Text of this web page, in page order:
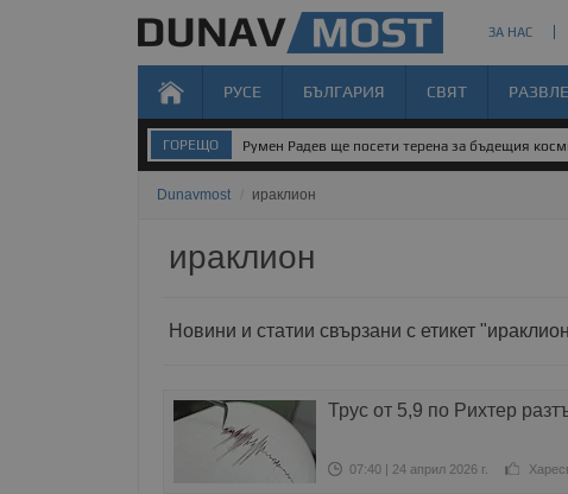
ЗА НАС
РУСЕ БЪЛГАРИЯ СВЯТ
ГОРЕЩО Румен Радев ще посети терена за бъдещия
Dunavmost ираклион
ираклион
Новини и статии свързани с етикет
Трус от 5,9 по Рихтер
07:40 | 24 април 2026 г.